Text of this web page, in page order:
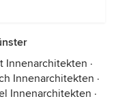
Innenarchitekten ·
Innenarchitekten ·
Innenarchitekten ·